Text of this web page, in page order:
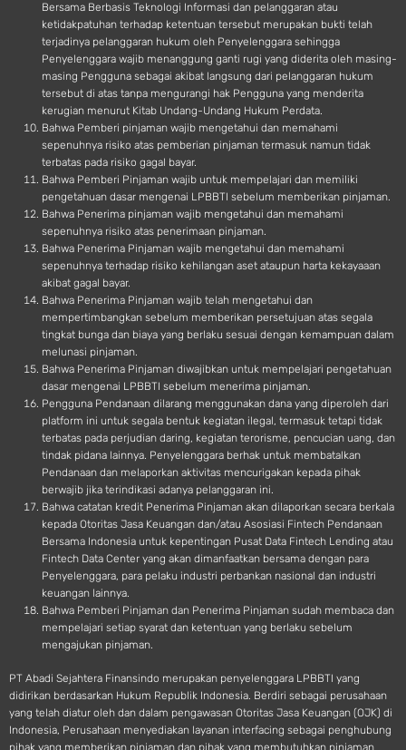
Bersama Berbasis Teknologi Informasi dan pelanggaran atau
ketidakpatuhan terhadap ketentuan tersebut merupakan bukti telah
terjadinya pelanggaran hukum oleh Penyelenggara sehingga
Penyelenggara wajib menanggung ganti rugi yang diderita oleh masing-
masing Pengguna sebagai akibat langsung dari pelanggaran hukum
tersebut di atas tanpa mengurangi hak Pengguna yang menderita
kerugian menurut Kitab Undang-Undang Hukum Perdata.
Bahwa Pemberi pinjaman wajib mengetahui dan memahami
sepenuhnya risiko atas pemberian pinjaman termasuk namun tidak
terbatas pada risiko gagal bayar.
Bahwa Pemberi Pinjaman wajib untuk mempelajari dan memiliki
pengetahuan dasar mengenai LPBBTI sebelum memberikan pinjaman.
Bahwa Penerima pinjaman wajib mengetahui dan memahami
sepenuhnya risiko atas penerimaan pinjaman.
Bahwa Penerima Pinjaman wajib mengetahui dan memahami
sepenuhnya terhadap risiko kehilangan aset ataupun harta kekayaaan
akibat gagal bayar.
Bahwa Penerima Pinjaman wajib telah mengetahui dan
mempertimbangkan sebelum memberikan persetujuan atas segala
tingkat bunga dan biaya yang berlaku sesuai dengan kemampuan dalam
melunasi pinjaman.
Bahwa Penerima Pinjaman diwajibkan untuk mempelajari pengetahuan
dasar mengenai LPBBTI sebelum menerima pinjaman.
Pengguna Pendanaan dilarang menggunakan dana yang diperoleh dari
platform ini untuk segala bentuk kegiatan ilegal, termasuk tetapi tidak
terbatas pada perjudian daring, kegiatan terorisme, pencucian uang, dan
tindak pidana lainnya. Penyelenggara berhak untuk membatalkan
Pendanaan dan melaporkan aktivitas mencurigakan kepada pihak
berwajib jika terindikasi adanya pelanggaran ini.
Bahwa catatan kredit Penerima Pinjaman akan dilaporkan secara berkala
kepada Otoritas Jasa Keuangan dan/atau Asosiasi Fintech Pendanaan
Bersama Indonesia untuk kepentingan Pusat Data Fintech Lending atau
Fintech Data Center yang akan dimanfaatkan bersama dengan para
Penyelenggara, para pelaku industri perbankan nasional dan industri
keuangan lainnya.
Bahwa Pemberi Pinjaman dan Penerima Pinjaman sudah membaca dan
mempelajari setiap syarat dan ketentuan yang berlaku sebelum
mengajukan pinjaman.
PT Abadi Sejahtera Finansindo merupakan penyelenggara LPBBTI yang
didirikan berdasarkan Hukum Republik Indonesia. Berdiri sebagai perusahaan
yang telah diatur oleh dan dalam pengawasan Otoritas Jasa Keuangan (OJK) di
Indonesia, Perusahaan menyediakan layanan interfacing sebagai penghubung
pihak yang memberikan pinjaman dan pihak yang membutuhkan pinjaman